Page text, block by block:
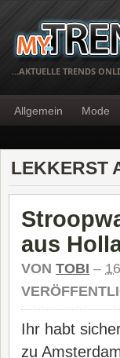
…AKTUELLE TRENDS
Allgemein Mode
LEKKERST
aus
VON TOBI –
Ihr habt
zu